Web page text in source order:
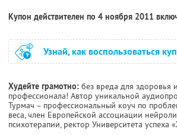
Купон действителен по 4 ноября 2011
Узнай, как воспользоваться
Худейте грамотно: без вреда для здоровья
профессионала! Автор уникальной
Турмач – профессиональный коуч по
веса, член Европейской ассоциации
психотерапии, ректор Университета